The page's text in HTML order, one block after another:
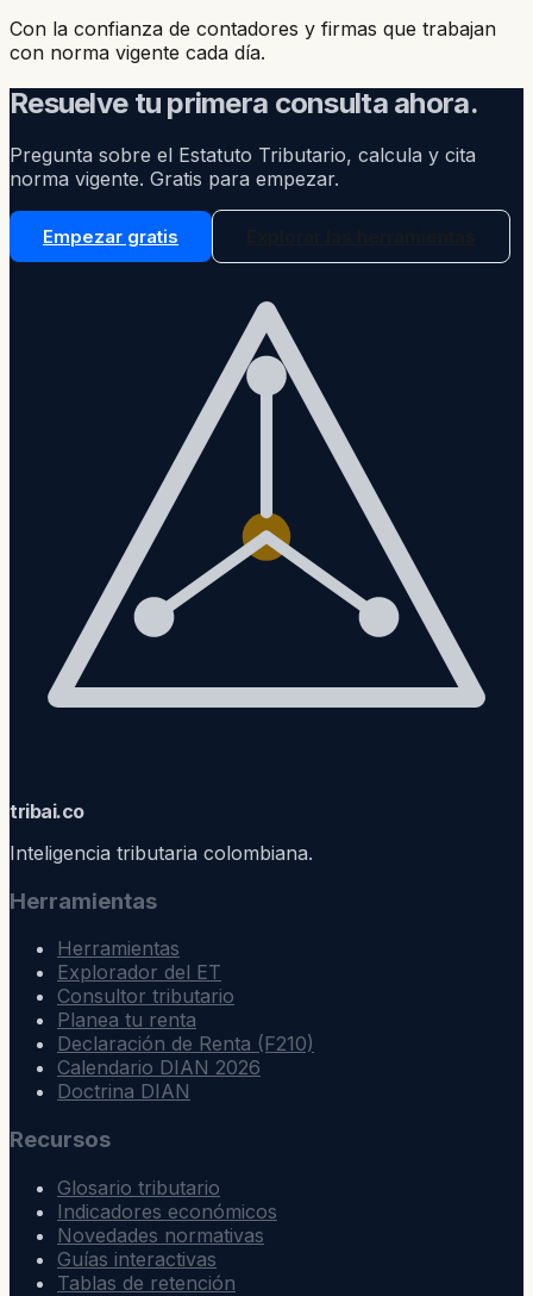
Con la confianza de contadores y firmas que trabajan
con norma vigente cada día.
Resuelve tu primera consulta ahora.
Pregunta sobre el Estatuto Tributario, calcula y cita
norma vigente. Gratis para empezar.
Empezar gratis
tribai.co
Inteligencia tributaria colombiana.
Herramientas
Herramientas
Explorador del ET
Consultor tributario
Planea tu renta
Declaración de Renta (F210)
Calendario DIAN 2026
Doctrina DIAN
Recursos
Glosario tributario
Indicadores económicos
Novedades normativas
Guías interactivas
Tablas de retención